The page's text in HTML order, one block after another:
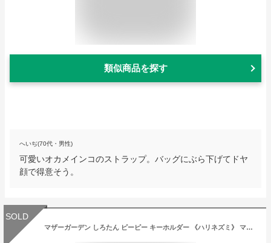
類似商品を探す
へいぢ(70代・男性)
可愛いオカメインコのストラップ。バッグにぶら下げてドヤ
顔で得意そう。
SOLD
マザーガーデン しろたん ピーピー キーホルダー 《ハリネズミ》 マスコットキーホルダー ぬいぐるみ アザラシ キャラクター